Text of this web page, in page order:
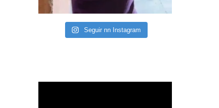
Seguir nn Instagram